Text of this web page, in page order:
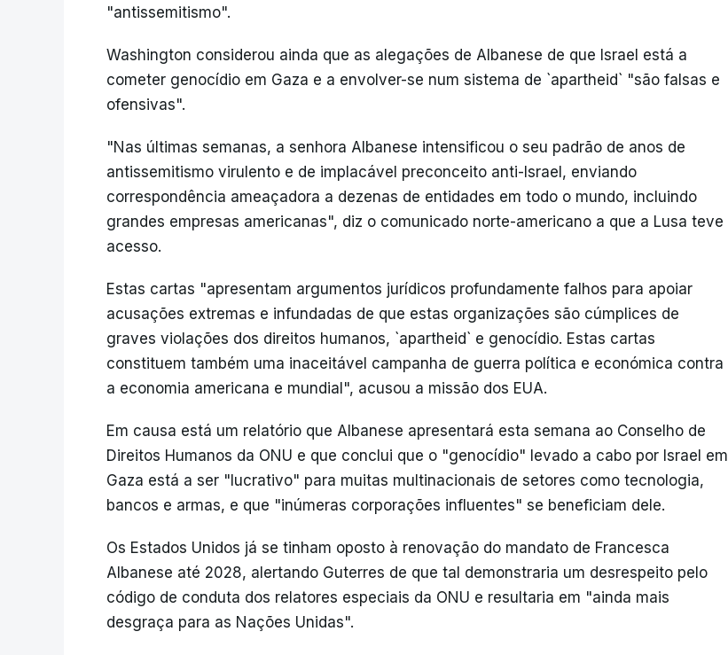
"antissemitismo".
Washington considerou ainda que as alegações de Albanese de que Israel está a
cometer genocídio em Gaza e a envolver-se num sistema de `apartheid` "são falsas e
ofensivas".
"Nas últimas semanas, a senhora Albanese intensificou o seu padrão de anos de
antissemitismo virulento e de implacável preconceito anti-Israel, enviando
correspondência ameaçadora a dezenas de entidades em todo o mundo, incluindo
grandes empresas americanas", diz o comunicado norte-americano a que a Lusa teve
acesso.
Estas cartas "apresentam argumentos jurídicos profundamente falhos para apoiar
acusações extremas e infundadas de que estas organizações são cúmplices de
graves violações dos direitos humanos, `apartheid` e genocídio. Estas cartas
constituem também uma inaceitável campanha de guerra política e económica contra
a economia americana e mundial", acusou a missão dos EUA.
Em causa está um relatório que Albanese apresentará esta semana ao Conselho de
Direitos Humanos da ONU e que conclui que o "genocídio" levado a cabo por Israel em
Gaza está a ser "lucrativo" para muitas multinacionais de setores como tecnologia,
bancos e armas, e que "inúmeras corporações influentes" se beneficiam dele.
Os Estados Unidos já se tinham oposto à renovação do mandato de Francesca
Albanese até 2028, alertando Guterres de que tal demonstraria um desrespeito pelo
código de conduta dos relatores especiais da ONU e resultaria em "ainda mais
desgraça para as Nações Unidas".